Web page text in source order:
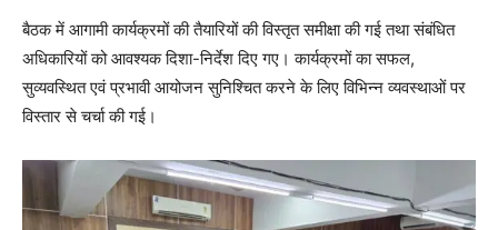
बैठक में आगामी कार्यक्रमों की तैयारियों की विस्तृत समीक्षा की गई तथा संबंधित
अधिकारियों को आवश्यक दिशा-निर्देश दिए गए। कार्यक्रमों का सफल,
सुव्यवस्थित एवं प्रभावी आयोजन सुनिश्चित करने के लिए विभिन्न व्यवस्थाओं पर
विस्तार से चर्चा की गई।